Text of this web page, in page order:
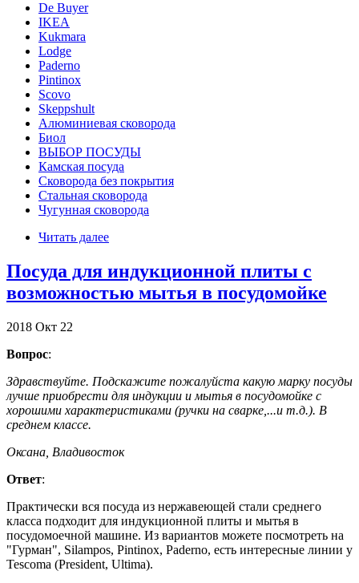
De Buyer
IKEA
Kukmara
Lodge
Paderno
Pintinox
Scovo
Skeppshult
Алюминиевая сковорода
Биол
ВЫБОР ПОСУДЫ
Камская посуда
Сковорода без покрытия
Стальная сковорода
Чугунная сковорода
Читать далее
Посуда для индукционной плиты с
возможностью мытья в посудомойке
2018 Окт 22
Вопрос:
Здравствуйте. Подскажите пожалуйста какую марку посуды
лучше приобрести для индукции и мытья в посудомойке с
хорошими характеристиками (ручки на сварке,...и т.д.). В
среднем классе.
Оксана, Владивосток
Ответ:
Практически вся посуда из нержавеющей стали среднего
класса подходит для индукционной плиты и мытья в
посудомоечной машине. Из вариантов можете посмотреть на
"Гурман", Silampos, Pintinox, Paderno, есть интересные линии у
Tescoma (President, Ultima).